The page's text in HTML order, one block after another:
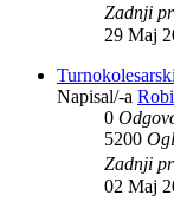
Zadnji
29 Maj
Napisal/-a
0
5200
Zadnji
02 Maj